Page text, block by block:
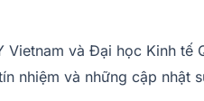
Vietnam và Đại học Kinh tế
nhiệm và những cập nhật